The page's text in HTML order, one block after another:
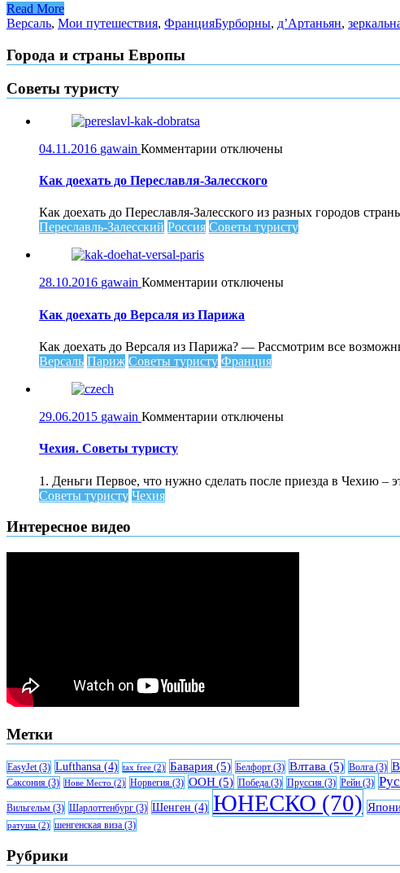
Read More
Версаль, Мои путешествия, ФранцияБурборны, д’Артаньян,
Города и страны Европы
Советы туристу
04.11.2016 gawain Комментарии к
Как
Переславля-
Залесского
отключены
Как доехать до Переславля-Залесского
Как доехать до Переславля-Залесского из разных городов
Переславль-Залесский Россия Советы туристу
28.10.2016 gawain Комментарии к
Как
доехать
Версаля
из
отключены
Как доехать до Версаля из Парижа
Как доехать до Версаля из Парижа? — Рассмотрим все
Версаль Париж Советы туристу Франция
29.06.2015 gawain Комментарии котключены
Чехия. Советы туристу
1. Деньги Первое, что нужно сделать после приезда в Чехию –
Советы туристу Чехия
Интересное видео
Метки
EasyJet(3) Lufthansa (4) tax free (2) Бавария (5) Белфорт (3) Влтава (5) Волга (3)
Саксония (3) Нове Место (2) Норвегия (3) ООН (5) Победа (3) Пруссия (3) Рейн (3)
Вильгельм (3) Шарлоттенбург (3) Шенген (4) ЮНЕСКО (70)
ратуша (2) шенгенская виза (3)
Рубрики